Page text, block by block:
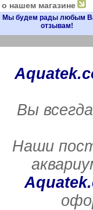
о нашем магазине
Мы будем рады любым
отзывам!
Вы
Наши